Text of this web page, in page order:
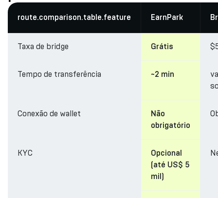
route.comparison.table.feature EarnPark
Taxa de bridge Grátis
Tempo de transferência ~2 min
Conexão de wallet
Não
obrigatório
KYC
Opcional
(até US$ 5
mil)